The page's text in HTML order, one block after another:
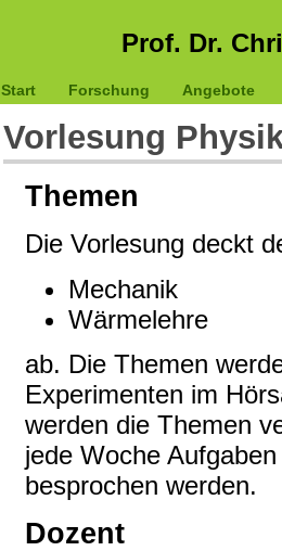
Prof. Dr.
Start Forschung Angebote
Vorlesung
Themen
Die Vorlesung deckt
Mechanik
Wärmelehre
ab. Die Themen
Experimenten im
werden die Themen
jede Woche
besprochen werden.
Dozent